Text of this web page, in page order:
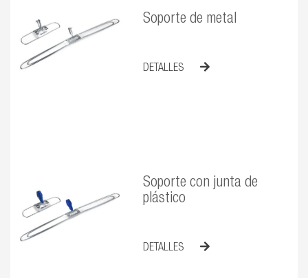
Soporte de metal
DETALLES
Soporte con junta de
plástico
DETALLES